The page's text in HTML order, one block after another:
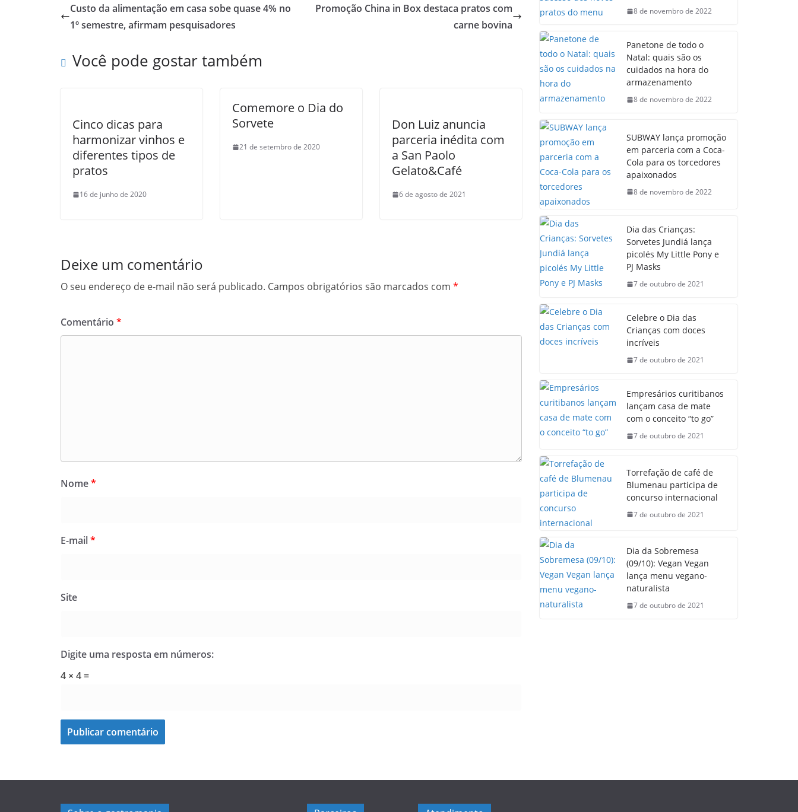
Custo da alimentação em casa sobe quase 4% no
1º semestre, afirmam pesquisadores
Promoção China in Box destaca pratos com
carne bovina
Você pode gostar também
Cinco dicas para
harmonizar vinhos e
diferentes tipos de
pratos
16 de junho de 2020
Comemore o Dia do
Sorvete
21 de setembro de 2020
Don Luiz anuncia
parceria inédita com
a San Paolo
Gelato&Café
6 de agosto de 2021
Deixe um comentário
O seu endereço de e-mail não será publicado. Campos obrigatórios são marcados com *
Comentário *
Nome*
E-mail*
Site
Digite uma resposta em números:
4 × 4 =
8 de novembro de 2022
Panetone de todo o
Natal: quais são os
cuidados na hora do
armazenamento
8 de novembro de 2022
SUBWAY lança promoção
em parceria com a Coca-
Cola para os torcedores
apaixonados
8 de novembro de 2022
Dia das Crianças:
Sorvetes Jundiá lança
picolés My Little Pony e
PJ Masks
7 de outubro de 2021
Celebre o Dia das
Crianças com doces
incríveis
7 de outubro de 2021
Empresários curitibanos
lançam casa de mate
com o conceito “to go”
7 de outubro de 2021
Torrefação de café de
Blumenau participa de
concurso internacional
7 de outubro de 2021
Dia da Sobremesa
(09/10): Vegan Vegan
lança menu vegano-
naturalista
7 de outubro de 2021